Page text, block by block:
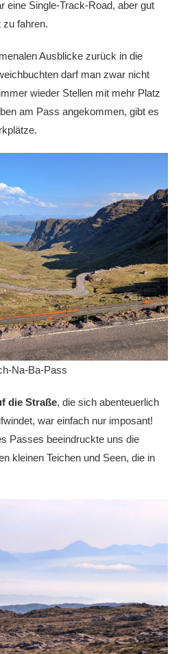
eine Single-Track-Road, aber gut
zu fahren.
Ausblicke zurück in die
darf man zwar nicht
wieder Stellen mit mehr Platz
am Pass angekommen, gibt es
Na-Ba-Pass
die Straße, die sich abenteuerlich
war einfach nur imposant!
Passes beeindruckte uns die
kleinen Teichen und Seen, die in